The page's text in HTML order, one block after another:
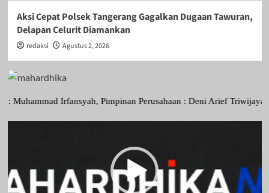
Aksi Cepat Polsek Tangerang Gagalkan Dugaan Tawuran,
Delapan Celurit Diamankan
redaksi Agustus 2, 2026
Irfansyah, Pimpinan Perusahaan : Deni Arief Triwijaya,